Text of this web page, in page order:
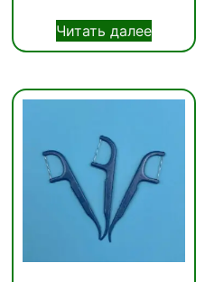
Читать далее